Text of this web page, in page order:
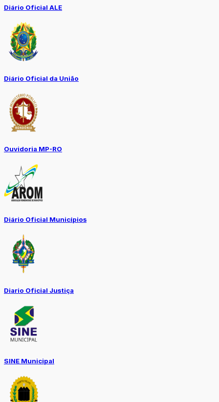
Diário Oficial ALE
Diário Oficial da União
Ouvidoria MP-RO
Diário Oficial Municípios
Diario Oficial Justiça
SINE Municipal